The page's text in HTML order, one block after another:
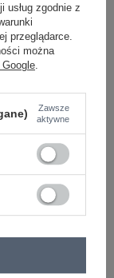
usług zgodnie z
przeglądarce.
można
Zawsze
aktywne